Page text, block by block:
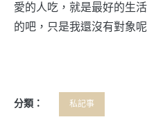
愛的人吃，就是最好的生
的吧，只是我還沒有對象呢
分類： 私記事